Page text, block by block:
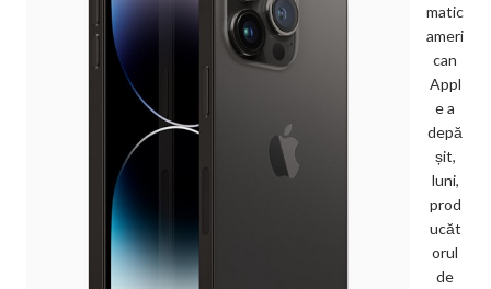
matic
ameri
can
Appl
e a
depă
șit,
luni,
prod
ucăt
orul
de